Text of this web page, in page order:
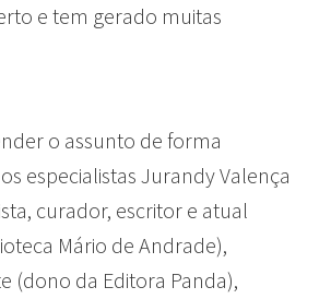
e tem gerado muitas
o assunto de forma
especialistas Jurandy Valença
curador, escritor e atual
Mário de Andrade),
(dono da Editora Panda),